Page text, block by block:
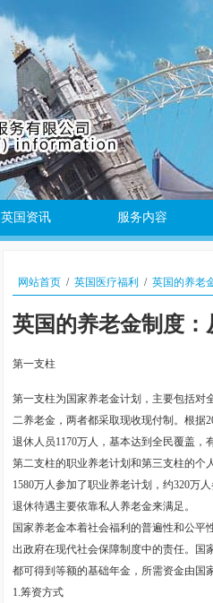
英国资讯 服务内容
网站首页 / 英国医疗福利 / 英国的养老
英国的养老金制度
第一支柱
第一支柱为国家养老金计划，主要包括对
二养老金，两者都采取现收现付制。根据
退休人员1170万人，基本达到全民覆盖，
第二支柱的职业养老计划和第三支柱的个
1580万人参加了职业养老计划，约320万
退休待遇主要依靠私人养老金来满足。
国家养老金本着社会福利的普遍性和公平
出政府在现代社会保障制度中的责任。国
都可得到等额的基础年金，所需资金由国
1.筹资方式